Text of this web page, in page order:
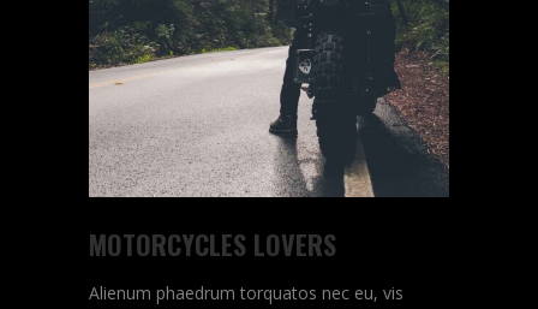
MOTORCYCLES LOVERS
Alienum phaedrum torquatos nec eu, vis